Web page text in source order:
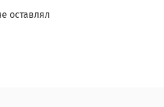
оставлял